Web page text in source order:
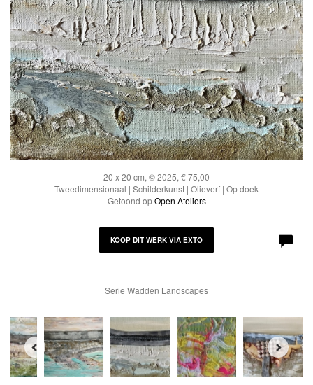
20 x 20 cm, © 2025, € 75,00
Tweedimensionaal | Schilderkunst | Olieverf | Op doek
Getoond opOpen Ateliers
KOOP DIT WERK VIA EXTO
Serie Wadden Landscapes